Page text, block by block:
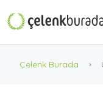
Çelenk Burada